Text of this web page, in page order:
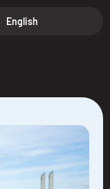
English